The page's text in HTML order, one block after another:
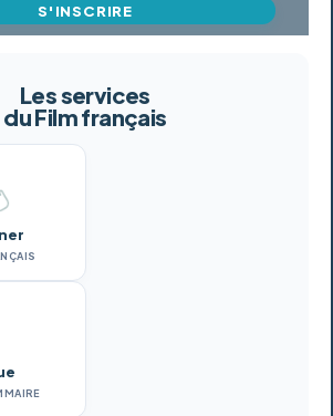
S'INSCRIRE
Les services
du Film français